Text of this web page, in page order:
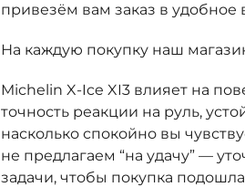
привезём вам заказ в удобное
На каждую покупку наш
Michelin X-Ice XI3 влияет на
точность реакции на руль,
насколько спокойно вы
не предлагаем “на удачу” —
задачи, чтобы покупка